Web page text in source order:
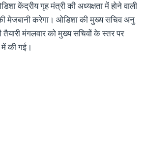
केंद्रीय गृह मंत्री की अध्यक्षता में होने वाली
मेजबानी करेगा। ओडिशा की मुख्य सचिव अनु
मंगलवार को मुख्य सचिवों के स्तर पर
में की गई।